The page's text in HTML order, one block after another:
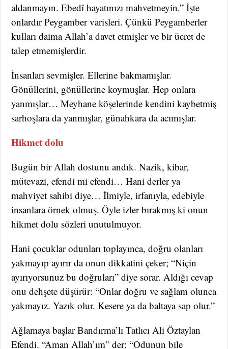
aldanmayın. Ebedî hayatınızı mahvetmeyin.” İşte
onlardır Peygamber varisleri. Çünkü Peygamberler
kulları daima Allah’a davet etmişler ve bir ücret de
talep etmemişlerdir.
İnsanları sevmişler. Ellerine bakmamışlar.
Gönüllerini, gönüllerine koymuşlar. Hep onlara
yanmışlar… Meyhane köşelerinde kendini kaybetmiş
sarhoşlara da yanmışlar, günahkara da acımışlar.
Hikmet dolu
Bugün bir Allah dostunu andık. Nazik, kibar,
mütevazi, efendi mi efendi… Hani derler ya
mahviyet sahibi diye… İlmiyle, irfanıyla, edebiyle
insanlara örnek olmuş. Öyle izler bırakmış ki onun
hikmet dolu sözleri unutulmuyor.
Hani çocuklar odunları toplayınca, doğru olanları
yakmayıp ayırır da onun dikkatini çeker; “Niçin
ayırıyorsunuz bu doğruları” diye sorar. Aldığı cevap
onu dehşete düşürür: “Onlar doğru ve sağlam olunca
yakmayız. Yazık olur. Kesere ya da baltaya sap olur.”
Ağlamaya başlar Bandırma’lı Tatlıcı Ali Öztaylan
Efendi. “Aman Allah’ım” der; “Odunun bile